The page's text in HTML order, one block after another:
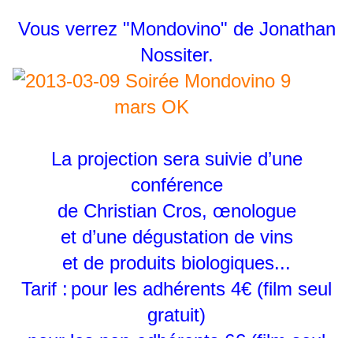
Vous verrez "Mondovino" de Jonathan
Nossiter.
La projection sera suivie d’une
conférence
de Christian Cros, œnologue
et d’une dégustation de vins
et de produits biologiques...
Tarif : pour les adhérents 4€ (film seul
gratuit)